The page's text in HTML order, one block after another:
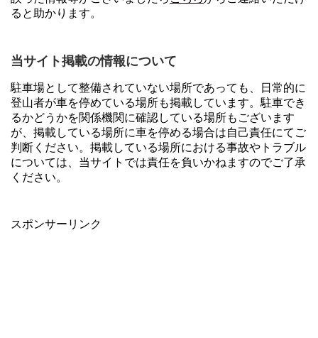
ると助かります。
当サイト掲載の情報について
駐車場として整備されていない場所であっても、日常的に
登山者が車を停めている場所も掲載しています。駐車でき
るかどうかを関係機関に確認している場所もございます
が、掲載している場所に車を停める場合は自己責任にてご
判断ください。掲載している場所における事故やトラブル
については、当サイトでは責任を負いかねますのでご了承
ください。
スポンサーリンク